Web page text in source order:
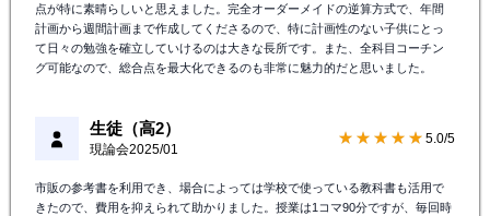
点が特に素晴らしいと思えました。完全オーダーメイドの逆算方式で、年間
計画から週間計画まで作成してくださるので、特に計画性のない子供にとっ
て日々の勉強を確立していけるのは大きな長所です。また、全科目コーチン
グ可能なので、総合点を最大化できるのも非常に魅力的だと思いました。
生徒（高2）
現論会2025/01
★★★★★ 5.0/5
市販の参考書を利用でき、場合によっては学校で使っている教科書も活用で
きたので、費用を抑えられて助かりました。授業は1コマ90分ですが、毎回時